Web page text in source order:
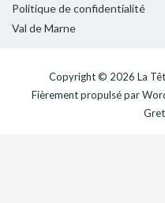
Politique de confidentialité
Val de Marne
Copyright © 2026 La
Fièrement propulsé par